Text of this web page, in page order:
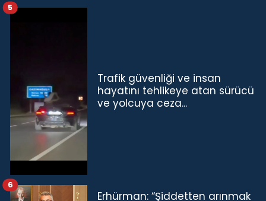
Trafik güvenliği ve insan
hayatını tehlikeye atan sürücü
ve yolcuya ceza...
5
Erhürman: “Şiddetten arınmak
6